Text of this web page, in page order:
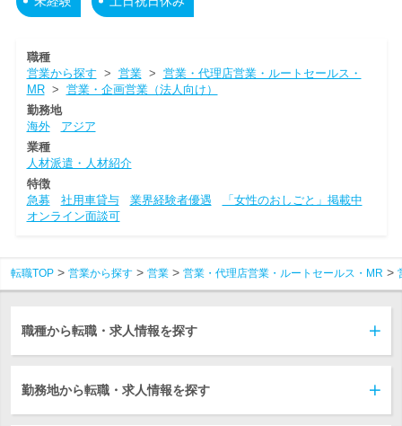
職種
営業から探す > 営業> 営業・代理店営業・ルートセールス・
MR> 営業・企画営業（法人向け）
勤務地
海外
アジア
業種
人材派遣・人材紹介
特徴
急募
社用車貸与 業界経験者優遇
「女性のおしごと」掲載中
オンライン面談可
転職TOP 営業から探す 営業 営業・代理店営業・ルートセールス・MR
職種から転職・求人情報を探す
勤務地から転職・求人情報を探す